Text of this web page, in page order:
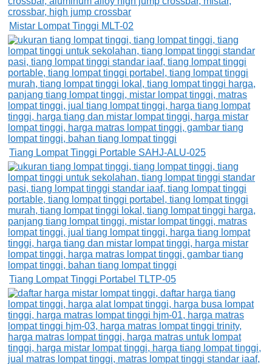
Mistar Lompat Tinggi MLT-02
Tiang Lompat Tinggi Portable SAHJ-ALU-025
Tiang Lompat Tinggi Portabel TLTP-05